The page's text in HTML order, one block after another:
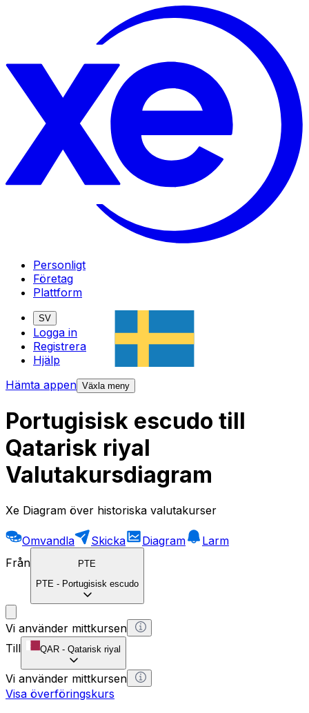
Personligt
Företag
Plattform
SV
Logga in
Registrera
Hjälp
Hämta appen Växla meny
Portugisisk escudo till
Qatarisk riyal
Valutakursdiagram
Xe Diagram över historiska valutakurser
Omvandla Skicka Diagram
Larm
Från
PTE
PTE - Portugisisk escudo
Vi använder mittkursen
Till
QAR - Qatarisk riyal
Vi använder mittkursen
Visa överföringskurs